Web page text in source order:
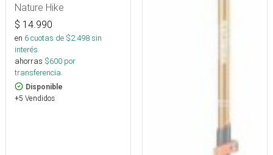
Nature Hike
$ 14.990
en 6cuotas de $2.498sin
interés
ahorras $600 por
transferencia.
Disponible
+5 Vendidos